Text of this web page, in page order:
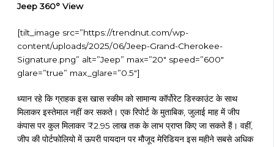
Jeep 360° View
[tilt_image src=”https://trendnut.com/wp-
content/uploads/2025/06/Jeep-Grand-Cherokee-
Signature.png” alt=”Jeep” max=”20″ speed=”600″
glare=”true” max_glare=”0.5″]
ध्यान रहे कि ग्राहक इस खास स्कीम को सामान्य कॉर्पोरेट डिस्काउंट के साथ
मिलाकर इस्तेमाल नहीं कर सकते। एक रिपोर्ट के मुताबिक, जुलाई माह में जीप
कंपास पर कुल मिलाकर ₹2.95 लाख तक के लाभ प्राप्त किए जा सकते हैं। वहीं,
जीप की पोर्टफोलियो में ऊपरी पायदान पर मौजूद मेरिडियन इस महीने सबसे अधिक